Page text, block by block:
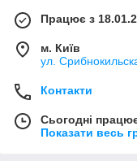
Працює з
м. Київ
ул.
Контакти
Сьогодні
Показати весь